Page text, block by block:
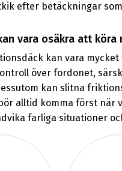
efter betäckningar
vara osäkra att köra
kan vara
över fordonet,
kan slitna
alltid komma först när
farliga situationer